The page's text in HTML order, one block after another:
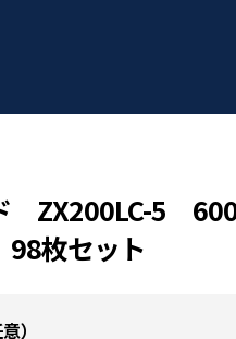
ZX200LC-5
枚セット
）